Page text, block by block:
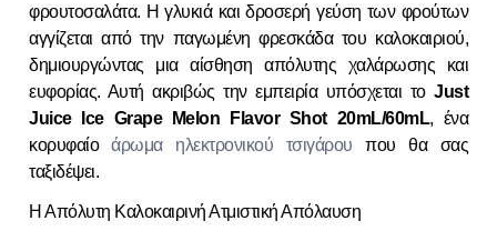
φρουτοσαλάτα. Η γλυκιά και δροσερή γεύση των φρούτων
αγγίζεται από την παγωμένη φρεσκάδα του καλοκαιριού,
δημιουργώντας μια αίσθηση απόλυτης χαλάρωσης και
ευφορίας. Αυτή ακριβώς την εμπειρία υπόσχεται το Just
Juice Ice Grape Melon Flavor Shot 20mL/60mL, ένα
κορυφαίοάρωμα ηλεκτρονικού τσιγάρου που θα σας
ταξιδέψει.
Η Απόλυτη Καλοκαιρινή Ατμιστική Απόλαυση